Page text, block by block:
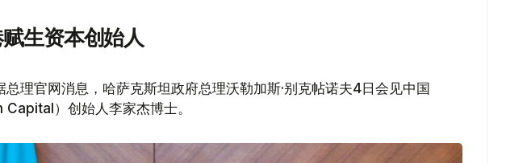
生资本创始人
总理官网消息，哈萨克斯坦政府总理沃勒加斯·别克帖诺夫4日会见中国
）创始人李家杰博士。